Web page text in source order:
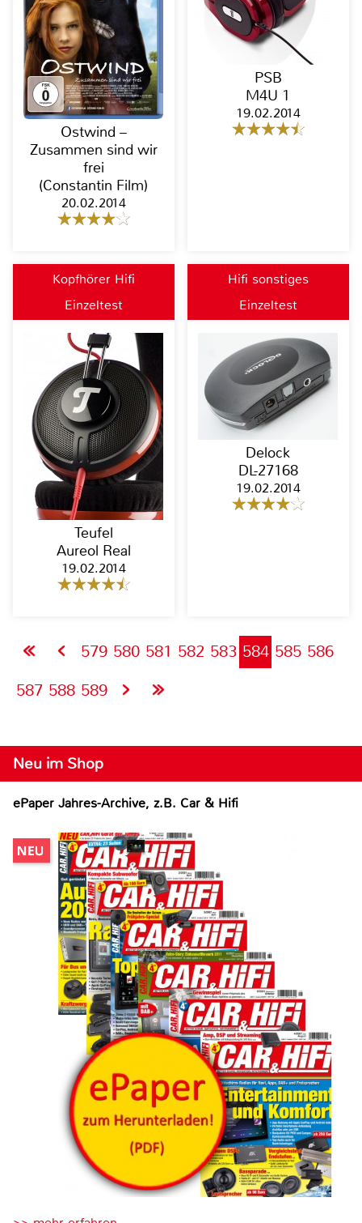
Ostwind –
Zusammen sind wir
frei
(Constantin Film)
20.02.2014
PSB
M4U 1
19.02.2014
Kopfhörer Hifi
Einzeltest
Teufel
Aureol Real
19.02.2014
Hifi sonstiges
Einzeltest
Delock
DL-27168
19.02.2014
579 580 581 582 583 584 585 586
587 588 589
Neu im Shop
ePaper Jahres-Archive, z.B. Car & Hifi